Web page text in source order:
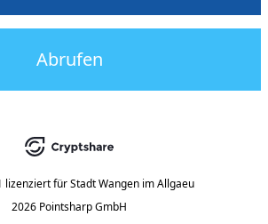
Abrufen
lizenziert für Stadt Wangen im Allgaeu
2026 Pointsharp GmbH